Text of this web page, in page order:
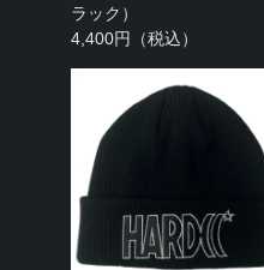
ラック）
4,400円（税込）